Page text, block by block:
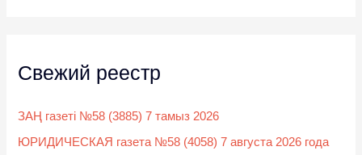
Свежий реестр
ЗАҢ газеті №58 (3885) 7 тамыз 2026
ЮРИДИЧЕСКАЯ газета №58 (4058) 7 августа 2026 года